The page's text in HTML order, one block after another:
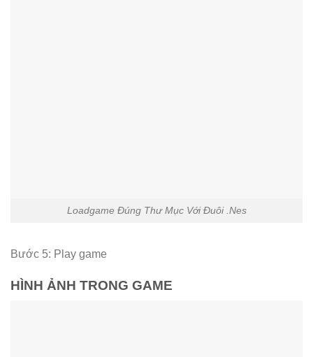
Loadgame Đúng Thư Mục Với Đuôi .Nes
Bước 5: Play game
HÌNH ẢNH TRONG GAME